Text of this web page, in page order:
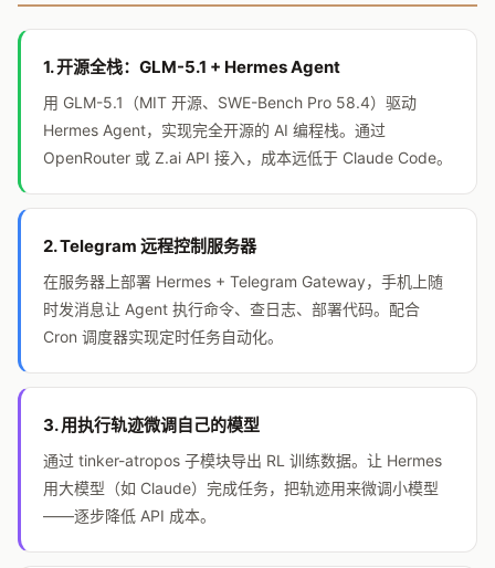
1. 开源全栈：GLM-5.1 + Hermes Agent
用 GLM-5.1（MIT 开源、SWE-Bench Pro 58.4）驱动
Hermes Agent，实现完全开源的 AI 编程栈。通过
OpenRouter 或 Z.ai API 接入，成本远低于 Claude Code。
2. Telegram 远程控制服务器
在服务器上部署 Hermes + Telegram Gateway，手机上随
时发消息让 Agent 执行命令、查日志、部署代码。配合
Cron 调度器实现定时任务自动化。
3. 用执行轨迹微调自己的模型
通过 tinker-atropos 子模块导出 RL 训练数据。让 Hermes
用大模型（如 Claude）完成任务，把轨迹用来微调小模型
——逐步降低 API 成本。